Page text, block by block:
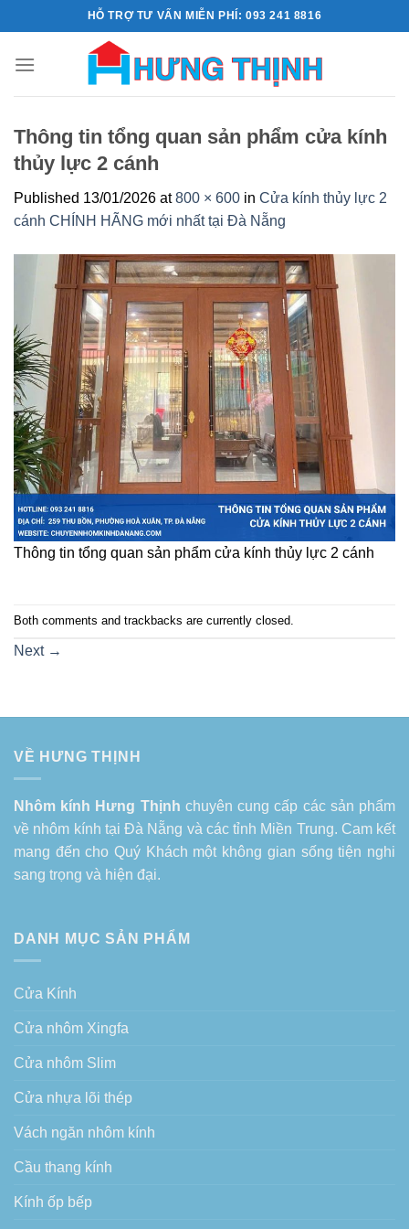
to
content
HỖ TRỢ TƯ VẤN MIỄN PHÍ: 093 241 8816
Thông tin tổng quan sản phẩm cửa kính
thủy lực 2 cánh
Published 13/01/2026 at800 × 600 in Cửa kính thủy lực 2
cánh CHÍNH HÃNG mới nhất tại Đà Nẵng
Thông tin tổng quan sản phẩm cửa kính thủy lực 2 cánh
Both comments and trackbacks are currently closed.
Next →
VỀ HƯNG THỊNH
Nhôm kính Hưng Thịnh chuyên cung cấp các sản phẩm
về nhôm kính tại Đà Nẵng và các tỉnh Miền Trung. Cam kết
mang đến cho Quý Khách một không gian sống tiện nghi
sang trọng và hiện đại.
DANH MỤC SẢN PHẨM
Cửa Kính
Cửa nhôm Xingfa
Cửa nhôm Slim
Cửa nhựa lõi thép
Vách ngăn nhôm kính
Cầu thang kính
Kính ốp bếp